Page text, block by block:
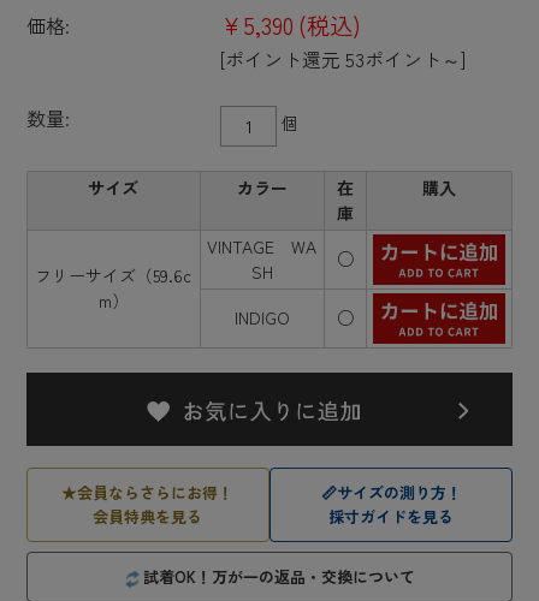
価格: ¥5,390 (税込)
[ポイント還元 53ポイント～]
数量: 個
サイズ カラー
在
庫
購入
フリーサイズ（59.6c
m）
VINTAGE WA
SH
○
INDIGO ○
★会員ならさらにお得！
会員特典を見る
📏サイズの測り方！
採寸ガイドを見る
試着OK！万が一の返品・交換について